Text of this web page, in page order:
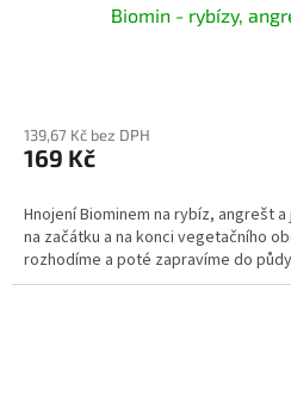
Biomin - rybízy,
139,67 Kč bez DPH
169 Kč
Hnojení Biominem na rybíz, angrešt
na začátku a na konci vegetačního
rozhodíme a poté zapravíme do